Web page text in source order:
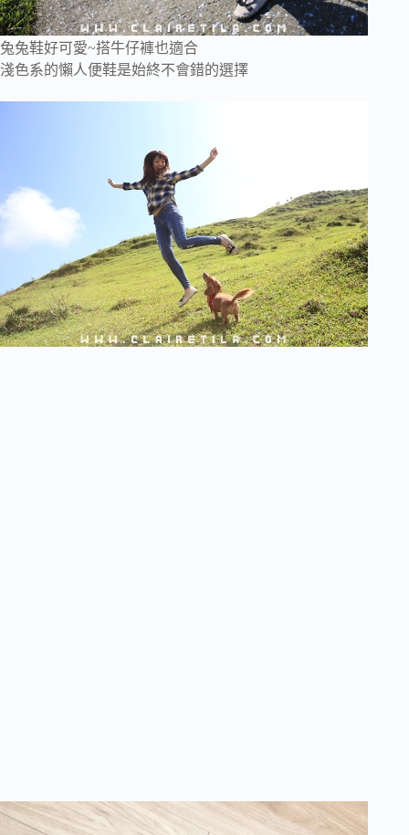
兔兔鞋好可愛~搭牛仔褲也適合
淺色系的懶人便鞋是始終不會錯的選擇